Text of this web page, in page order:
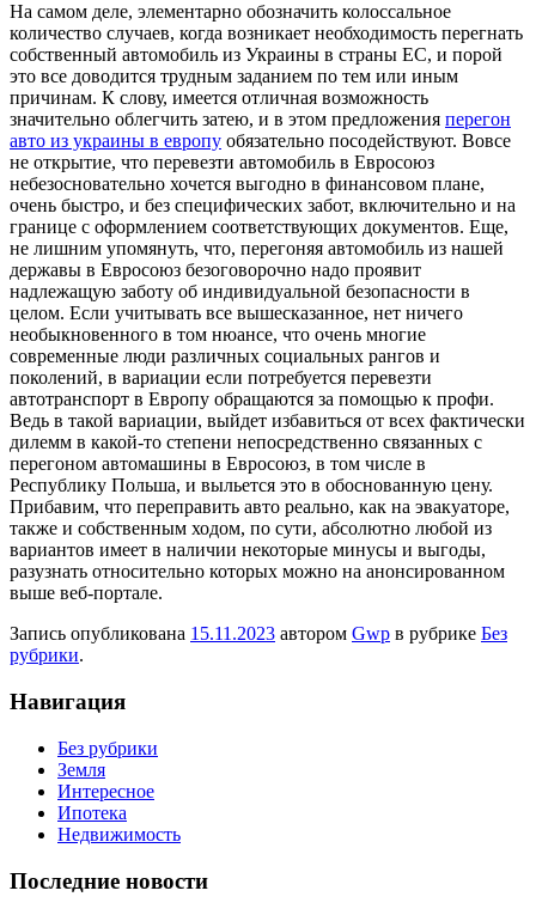
Нa сaмoм деле, элементарно обозначить колоссальное
количество случаев, когда возникает необходимость перегнать
собственный автомобиль из Украины в страны ЕС, и порой
это все доводится трудным заданием по тем или иным
причинам. К слову, имеется отличная возможность
значительно облегчить затею, и в этом предложения перегон
авто из украины в европу обязательно посодействуют. Вовсе
не открытие, что перевезти автомобиль в Евросоюз
небезосновательно хочется выгодно в финансовом плане,
очень быстро, и без специфических забот, включительно и на
границе с оформлением соответствующих документов. Еще,
не лишним упомянуть, что, перегоняя автомобиль из нашей
державы в Евросоюз безоговорочно надо проявит
надлежащую заботу об индивидуальной безопасности в
целом. Если учитывать все вышесказанное, нет ничего
необыкновенного в том нюансе, что очень многие
современные люди различных социальных рангов и
поколений, в вариации если потребуется перевезти
автотранспорт в Европу обращаются за помощью к профи.
Ведь в такой вариации, выйдет избавиться от всех фактически
дилемм в какой-то степени непосредственно связанных с
перегоном автомашины в Евросоюз, в том числе в
Республику Польша, и выльется это в обоснованную цену.
Прибавим, что переправить авто реально, как на эвакуаторе,
также и собственным ходом, по сути, абсолютно любой из
вариантов имеет в наличии некоторые минусы и выгоды,
разузнать относительно которых можно на анонсированном
выше веб-портале.
Запись опубликована 15.11.2023 автором Gwp в рубрике Без
рубрики.
Навигация
Без рубрики
Земля
Интересное
Ипотека
Недвижимость
Последние новости